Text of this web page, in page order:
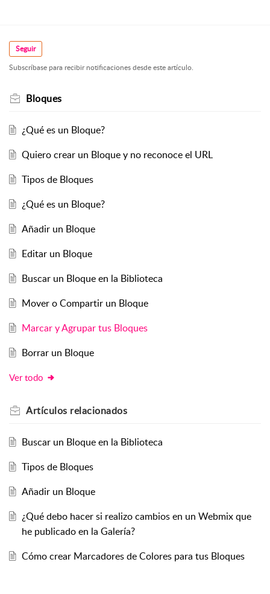
Seguir
Subscríbase para recibir notificaciones desde este artículo.
Bloques
¿Qué es un Bloque?
Quiero crear un Bloque y no reconoce el URL
Tipos de Bloques
¿Qué es un Bloque?
Añadir un Bloque
Editar un Bloque
Buscar un Bloque en la Biblioteca
Mover o Compartir un Bloque
Marcar y Agrupar tus Bloques
Borrar un Bloque
Ver todo
Artículos relacionados
Buscar un Bloque en la Biblioteca
Tipos de Bloques
Añadir un Bloque
¿Qué debo hacer si realizo cambios en un Webmix que
he publicado en la Galería?
Cómo crear Marcadores de Colores para tus Bloques